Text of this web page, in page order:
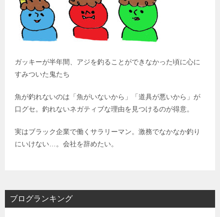
ガッキーが半年間、アジを釣ることができなかった頃に心に
すみついた鬼たち
魚が釣れないのは「魚がいないから」「道具が悪いから」が
口グセ。釣れないネガティブな理由を見つけるのが得意。
実はブラック企業で働くサラリーマン。激務でなかなか釣り
にいけない…。会社を辞めたい。
ブログランキング